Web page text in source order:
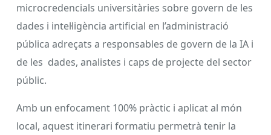
microcredencials universitàries sobre govern de les
dades i intel·ligència artificial en l’administració
pública adreçats a responsables de govern de la IA i
de les dades, analistes i caps de projecte del sector
públic.
Amb un enfocament 100% pràctic i aplicat al món
local, aquest itinerari formatiu permetrà tenir la